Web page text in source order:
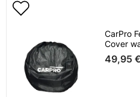
CarPro
Cover
49,95 €